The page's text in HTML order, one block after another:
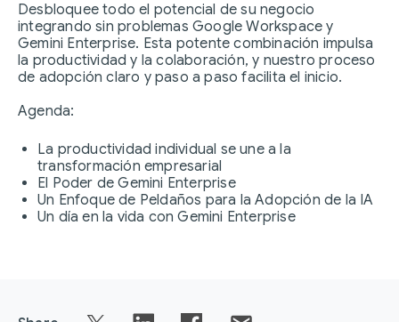
Desbloquee todo el potencial de su negocio
integrando sin problemas Google Workspace y
Gemini Enterprise. Esta potente combinación impulsa
la productividad y la colaboración, y nuestro proceso
de adopción claro y paso a paso facilita el inicio.
Agenda:
La productividad individual se une a la
transformación empresarial
El Poder de Gemini Enterprise
Un Enfoque de Peldaños para la Adopción de la IA
Un día en la vida con Gemini Enterprise